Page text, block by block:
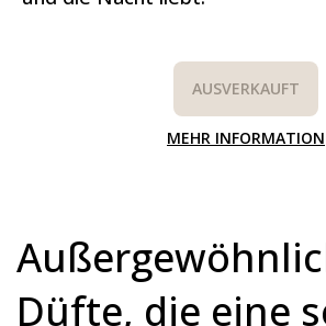
AUSVERKAUFT
MEHR INFORMATION
Düfte, die eine
Dir